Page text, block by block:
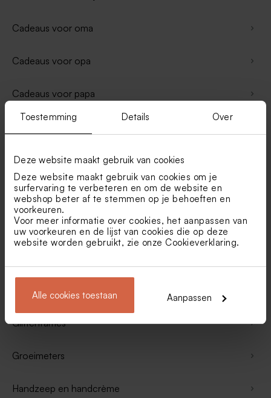
Toestemming Details Over
Deze website maakt gebruik van cookies
Deze website maakt gebruik van cookies om je
surfervaring te verbeteren en om de website en
webshop beter af te stemmen op je behoeften en
voorkeuren.
Voor meer informatie over cookies, het aanpassen van
uw voorkeuren en de lijst van cookies die op deze
website worden gebruikt, zie onze Cookieverklaring.
Alle cookies toestaan Aanpassen
Cadeaus voor oma
Cadeaus voor opa
Cadeaus voor papa
Schorten
Snijplanken
Badzout
Fotopanelen
Glitterframes
Groeimeters
Handzeep en handcrème